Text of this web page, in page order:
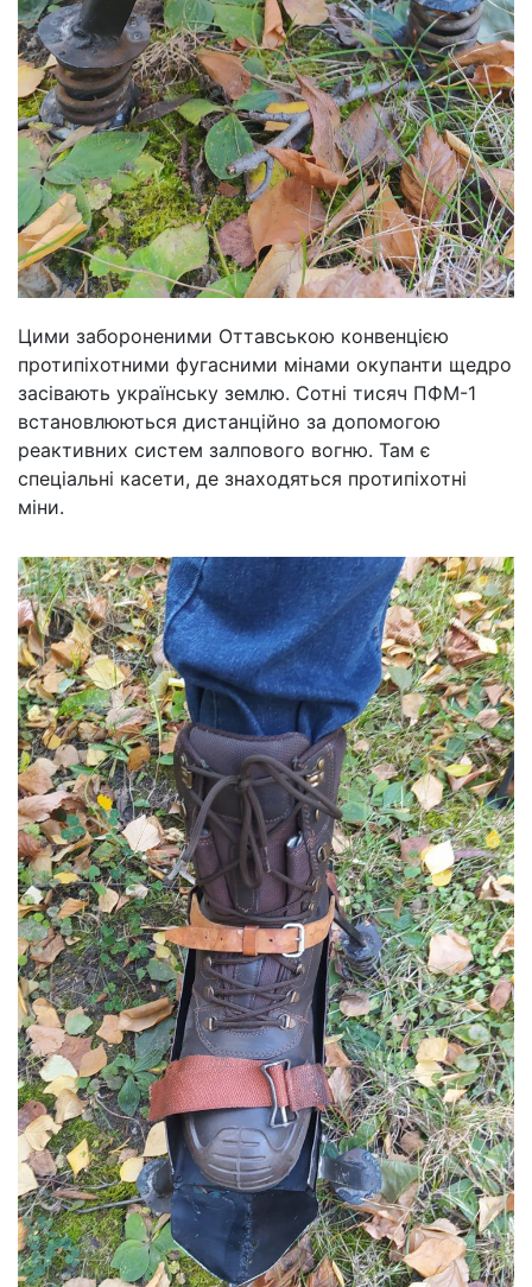
Цими забороненими Оттавською конвенцією
протипіхотними фугасними мінами окупанти щедро
засівають українську землю. Сотні тисяч ПФМ-1
встановлюються дистанційно за допомогою
реактивних систем залпового вогню. Там є
спеціальні касети, де знаходяться протипіхотні
міни.